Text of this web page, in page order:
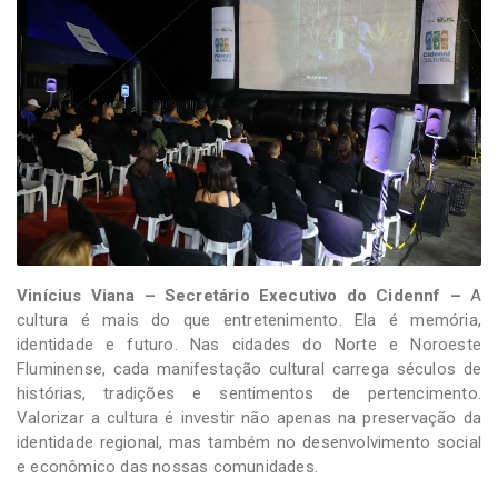
Desenvolvido
por
Tecnologia
Sistemas
Vinícius Viana – Secretário Executivo do Cidennf – A
cultura é mais do que entretenimento. Ela é memória,
identidade e futuro. Nas cidades do Norte e Noroeste
Fluminense, cada manifestação cultural carrega séculos de
histórias, tradições e sentimentos de pertencimento.
Valorizar a cultura é investir não apenas na preservação da
identidade regional, mas também no desenvolvimento social
e econômico das nossas comunidades.